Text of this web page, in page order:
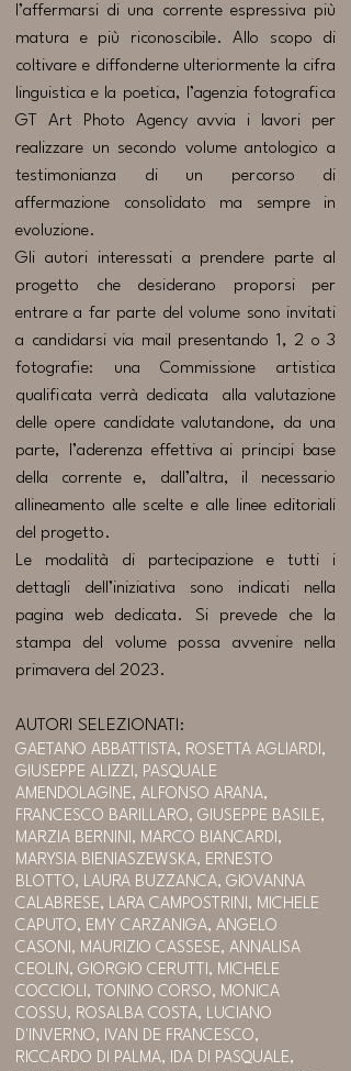
l’affermarsi di una corrente espressiva più
matura e più riconoscibile. Allo scopo di
coltivare e diffonderne ulteriormente la cifra
linguistica e la poetica, l’agenzia fotografica
GT Art Photo Agency avvia i lavori per
realizzare un secondo volume antologico a
testimonianza di un percorso di
affermazione consolidato ma sempre in
evoluzione.
​Gli autori interessati a prendere parte al
progetto che desiderano proporsi per
entrare a far parte del volume sono invitati
a candidarsi via mail presentando 1, 2 o 3
fotografie: una Commissione artistica
qualificata verrà dedicata alla valutazione
delle opere candidate valutandone, da una
parte, l’aderenza effettiva ai principi base
della corrente e, dall’altra, il necessario
allineamento alle scelte e alle linee editoriali
del progetto.
Le modalità di partecipazione e tutti i
dettagli dell’iniziativa sono indicati nella
pagina web dedicata. Si prevede che la
stampa del volume possa avvenire nella
primavera del 2023.
AUTORI SELEZIONATI:
GAETANO ABBATTISTA, ROSETTA AGLIARDI,
GIUSEPPE ALIZZI, PASQUALE
AMENDOLAGINE, ALFONSO ARANA,
FRANCESCO BARILLARO, GIUSEPPE BASILE,
MARZIA BERNINI, MARCO BIANCARDI,
MARYSIA BIENIASZEWSKA, ERNESTO
BLOTTO, LAURA BUZZANCA, GIOVANNA
CALABRESE, LARA CAMPOSTRINI, MICHELE
CAPUTO, EMY CARZANIGA, ANGELO
CASONI, MAURIZIO CASSESE, ANNALISA
CEOLIN, GIORGIO CERUTTI, MICHELE
COCCIOLI, TONINO CORSO, MONICA
COSSU, ROSALBA COSTA, LUCIANO
D'INVERNO, IVAN DE FRANCESCO,
RICCARDO DI PALMA, IDA DI PASQUALE,